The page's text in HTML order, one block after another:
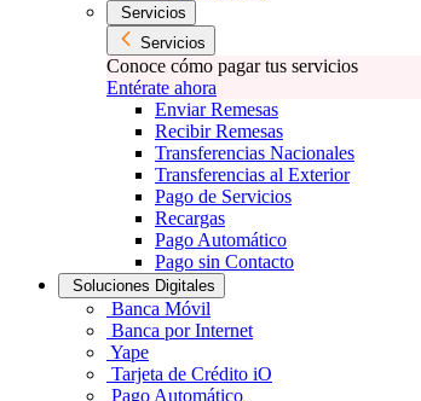
Servicios
Servicios
Conoce cómo pagar tus servicios
Entérate ahora
Enviar Remesas
Recibir Remesas
Transferencias Nacionales
Transferencias al Exterior
Pago de Servicios
Recargas
Pago Automático
Pago sin Contacto
Soluciones Digitales
Banca Móvil
Banca por Internet
Yape
Tarjeta de Crédito iO
Pago Automático